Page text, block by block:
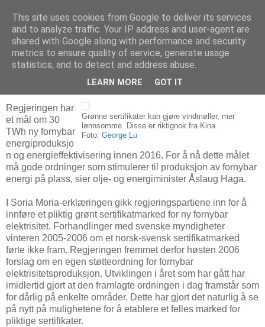
Arkitektur & Miljøteknologi
07 desember 2007
Nye samtaler om grønne sertifikater
Grønne sertifikater kan gjøre vindmøller, mer
lønnsomme. Disse er riktignok fra Kina.
Foto: George Lu
Regjeringen har
et mål om 30
TWh ny fornybar
energiproduksjo
n og energieffektivisering innen 2016. For å nå dette målet
må gode ordninger som stimulerer til produksjon av fornybar
energi på plass, sier olje- og energiminister Åslaug Haga.
I Soria Moria-erklæringen gikk regjeringspartiene inn for å
innføre et pliktig grønt sertifikatmarked for ny fornybar
elektrisitet. Forhandlinger med svenske myndigheter
vinteren 2005-2006 om et norsk-svensk sertifikatmarked
førte ikke fram. Regjeringen fremmet derfor høsten 2006
forslag om en egen støtteordning for fornybar
elektrisitetsproduksjon. Utviklingen i året som har gått har
imidlertid gjort at den framlagte ordningen i dag framstår som
for dårlig på enkelte områder. Dette har gjort det naturlig å se
på nytt på mulighetene for å etablere et felles marked for
pliktige sertifikater.
This site uses cookies from Google to deliver its services
and to analyze traffic. Your IP address and user-agent are
shared with Google along with performance and security
metrics to ensure quality of service, generate usage
statistics, and to detect and address abuse.
LEARN MORE GOT IT